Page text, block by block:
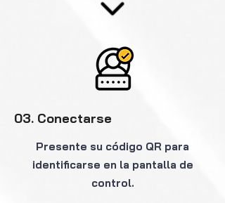
03. Conectarse
Presente su código QR para
identificarse en la pantalla de
control.